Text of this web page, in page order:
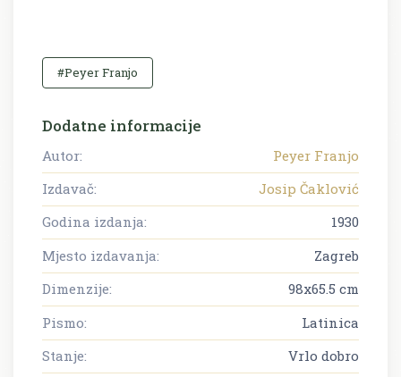
#Peyer Franjo
Dodatne informacije
Autor:
Peyer Franjo
Izdavač:
Josip Čaklović
Godina izdanja:
1930
Mjesto izdavanja:
Zagreb
Dimenzije:
98x65.5 cm
Pismo:
Latinica
Stanje:
Vrlo dobro